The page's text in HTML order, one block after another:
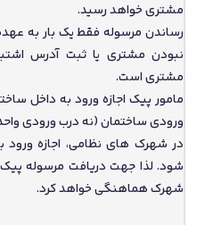
مشتری خواهد رسید.
رساندن مرسوله فقط یک بار به
نبودن مشتری یا ثبت آدرس
مشتری است.
مامور پیک اجازه ورود به داخل
ورودی ساختمان (نه درب ورودی
در شهرک های نظامی، اجازه
شود. لذا جهت دریافت مرسوله
شهرک هماهنگی خواهد کرد.